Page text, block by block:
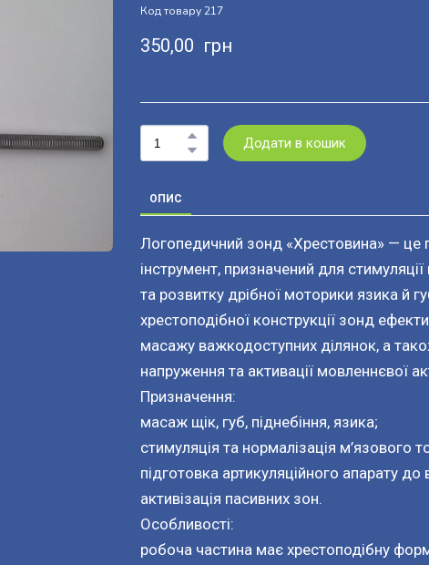
Код товару 217
350,00  грн
Додати в кошик
ОПИС
Логопедичний зонд «Хрестовина» — це
інструмент, призначений для стимуляції
та розвитку дрібної моторики язика й
хрестоподібної конструкції зонд
масажу важкодоступних ділянок, а
напруження та активації мовленнєвої
Призначення:
масаж щік, губ, піднебіння, язика;
стимуляція та нормалізація м’язового
підготовка артикуляційного апарату до
активізація пасивних зон.
Особливості:
робоча частина має хрестоподібну